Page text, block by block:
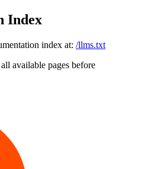
Index
index at: /llms.txt
available pages before